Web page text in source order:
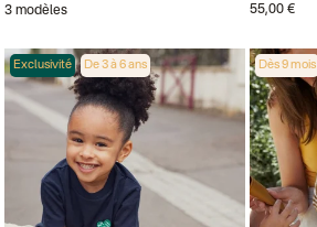
3 modèles
55,00 €
De 3 à 6 ans
Exclusivité Dès 9 mois